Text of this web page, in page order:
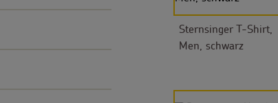
Sternsinger T-Shirt,
Men, schwarz